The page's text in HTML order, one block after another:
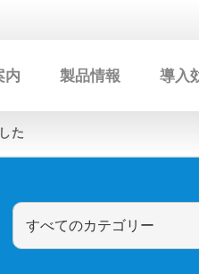
内 製品情報 導入
た